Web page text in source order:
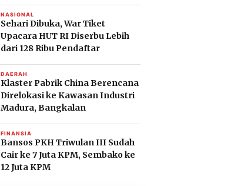
NASIONAL
Sehari Dibuka, War Tiket
Upacara HUT RI Diserbu Lebih
dari 128 Ribu Pendaftar
DAERAH
Klaster Pabrik China Berencana
Direlokasi ke Kawasan Industri
Madura, Bangkalan
FINANSIA
Bansos PKH Triwulan III Sudah
Cair ke 7 Juta KPM, Sembako ke
12 Juta KPM